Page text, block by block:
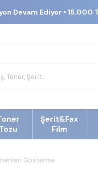
Devam Ediyor • 15.000
Tozu
Şerit&Fax
Film
Gösterme